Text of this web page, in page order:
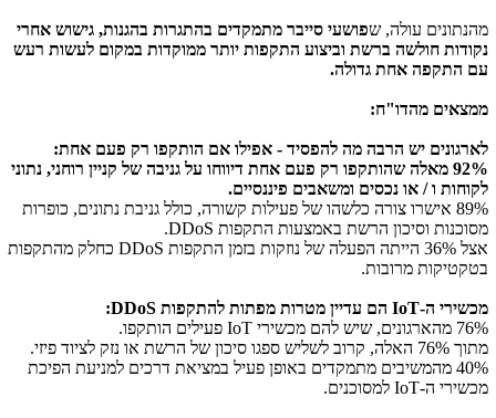
מהנתונים עולה, שפושעי סייבר מתמקדים בהתגרות בהגנות, גישוש אחרי
נקודות חולשה ברשת וביצוע התקפות יותר ממוקדות במקום לעשות רעש
עם התקפה אחת גדולה.
ממצאים מהדו"ח:
לארגונים יש הרבה מה להפסיד - אפילו אם הותקפו רק פעם אחת:
92% מאלה שהותקפו רק פעם אחת דיווחו על גניבה של קניין רוחני, נתוני
לקוחות ו / או נכסים ומשאבים פיננסיים.
89% אישרו צורה כלשהו של פעילות קשורה, כולל גניבת נתונים, כופרות
מסוכנות וסיכון הרשת באמצעות התקפות DDoS
.
אצל 36% הייתה הפעלה של נוזקות בזמן התקפות
DDoS כחלק מהתקפות
בטקטיקות מרובות.
מכשירי ה-IoT הם עדיין מטרות מפתות להתקפות :DDoS
76% מהארגונים, שיש להם מכשירי
IoT פעילים הותקפו.
מתוך 76% האלה, קרוב לשליש ספגו סיכון של הרשת או נזק לציוד פיזי.
40% מהמשיבים מתמקדים באופן פעיל במציאת דרכים למניעת הפיכת
מכשירי ה-IoT למסוכנים.